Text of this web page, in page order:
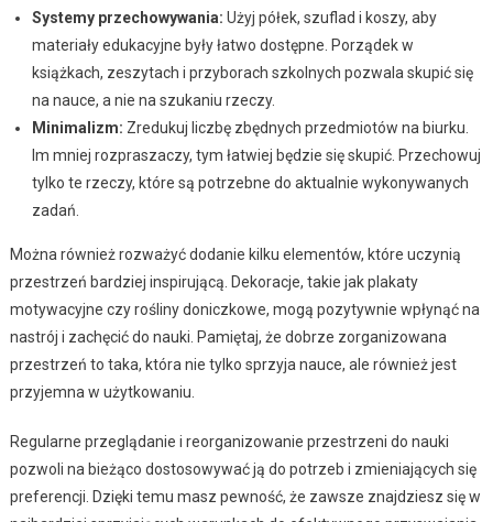
Systemy przechowywania: Użyj półek, szuflad i koszy, aby
materiały edukacyjne były łatwo dostępne. Porządek w
książkach, zeszytach i przyborach szkolnych pozwala skupić się
na nauce, a nie na szukaniu rzeczy.
Minimalizm: Zredukuj liczbę zbędnych przedmiotów na biurku.
Im mniej rozpraszaczy, tym łatwiej będzie się skupić. Przechowuj
tylko te rzeczy, które są potrzebne do aktualnie wykonywanych
zadań.
Można również rozważyć dodanie kilku elementów, które uczynią
przestrzeń bardziej inspirującą. Dekoracje, takie jak plakaty
motywacyjne czy rośliny doniczkowe, mogą pozytywnie wpłynąć na
nastrój i zachęcić do nauki. Pamiętaj, że dobrze zorganizowana
przestrzeń to taka, która nie tylko sprzyja nauce, ale również jest
przyjemna w użytkowaniu.
Regularne przeglądanie i reorganizowanie przestrzeni do nauki
pozwoli na bieżąco dostosowywać ją do potrzeb i zmieniających się
preferencji. Dzięki temu masz pewność, że zawsze znajdziesz się w